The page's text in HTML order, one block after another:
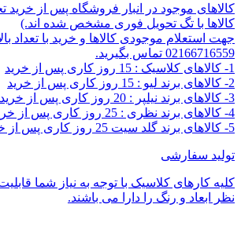
کالاهای موجود در انبار فروشگاه پس از خرید
کالاها با تگ تحویل فوری مشخص شده اند.)
جهت استعلام موجودی کالاها و خرید با تعداد
02166716559 تماس بگیرید.
1- کالاهای کلاسیک : 15 روز کاری پس از خرید
2- کالاهای برند لیو : 15 روز کاری پس از خرید
3- کالاهای برند نیلپر : 20 روز کاری پس از خرید
4- کالاهای برند نظری : 25 روز کاری پس از خرید
5- کالاهای برند گلد سیت 25 روز کاری پس از خرید
تولید سفارشی
کلیه کارهای کلاسیک با توجه به نیاز شما
نظر ابعاد و رنگ را دارا می باشند.